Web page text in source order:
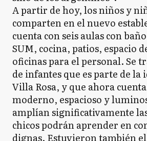
A partir de hoy, los niños y
comparten en el nuevo
cuenta con seis aulas con
SUM, cocina, patios, espacio
oficinas para el personal. Se
de infantes que es parte de la
Villa Rosa, y que ahora
moderno, espacioso y
amplían significativamente
chicos podrán aprender en
dignas. Estuvieron también